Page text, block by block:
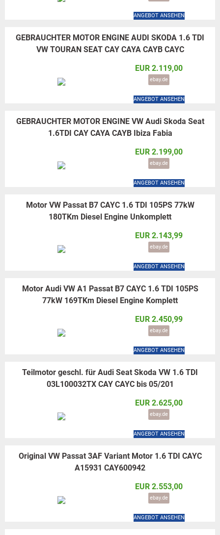
ANGEBOT ANSEHEN
GEBRAUCHTER MOTOR ENGINE AUDI SKODA 1.6 TDI
VW TOURAN SEAT CAY CAYA CAYB CAYC
EUR 2.119,00
ebay.de
ANGEBOT ANSEHEN
GEBRAUCHTER MOTOR ENGINE VW Audi Skoda Seat
1.6TDI CAY CAYA CAYB Ibiza Fabia
EUR 2.199,00
ebay.de
ANGEBOT ANSEHEN
Motor VW Passat B7 CAYC 1.6 TDI 105PS 77kW
180TKm Diesel Engine Unkomplett
EUR 2.143,99
ebay.de
ANGEBOT ANSEHEN
Motor Audi VW A1 Passat B7 CAYC 1.6 TDI 105PS
77kW 169TKm Diesel Engine Komplett
EUR 2.450,99
ebay.de
ANGEBOT ANSEHEN
Teilmotor geschl. für Audi Seat Skoda VW 1.6 TDI
03L100032TX CAY CAYC bis 05/201
EUR 2.625,00
ebay.de
ANGEBOT ANSEHEN
Original VW Passat 3AF Variant Motor 1.6 TDI CAYC
A15931 CAY600942
EUR 2.553,00
ebay.de
ANGEBOT ANSEHEN